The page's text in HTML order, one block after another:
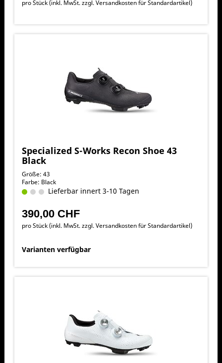
pro Stück (inkl. MwSt. zzgl.Versandkosten für Standardartikel)
Specialized S-Works Recon Shoe 43
Black
Größe: 43
Farbe: Black
Lieferbar innert 3-10 Tagen
390,00 CHF
pro Stück (inkl. MwSt. zzgl.Versandkosten für Standardartikel)
Varianten verfügbar